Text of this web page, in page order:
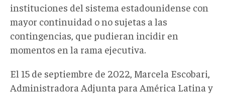
instituciones del sistema estadounidense con
mayor continuidad o no sujetas a las
contingencias, que pudieran incidir en
momentos en la rama ejecutiva.
El 15 de septiembre de 2022, Marcela Escobari,
Administradora Adjunta para América Latina y